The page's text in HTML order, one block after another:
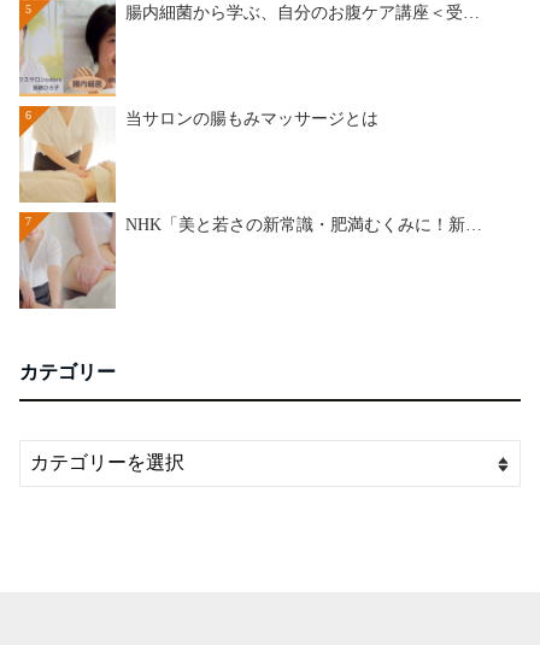
5 腸内細菌から学ぶ、自分のお腹ケア講座＜受…
6 当サロンの腸もみマッサージとは
7 NHK「美と若さの新常識・肥満むくみに！新…
カテゴリー